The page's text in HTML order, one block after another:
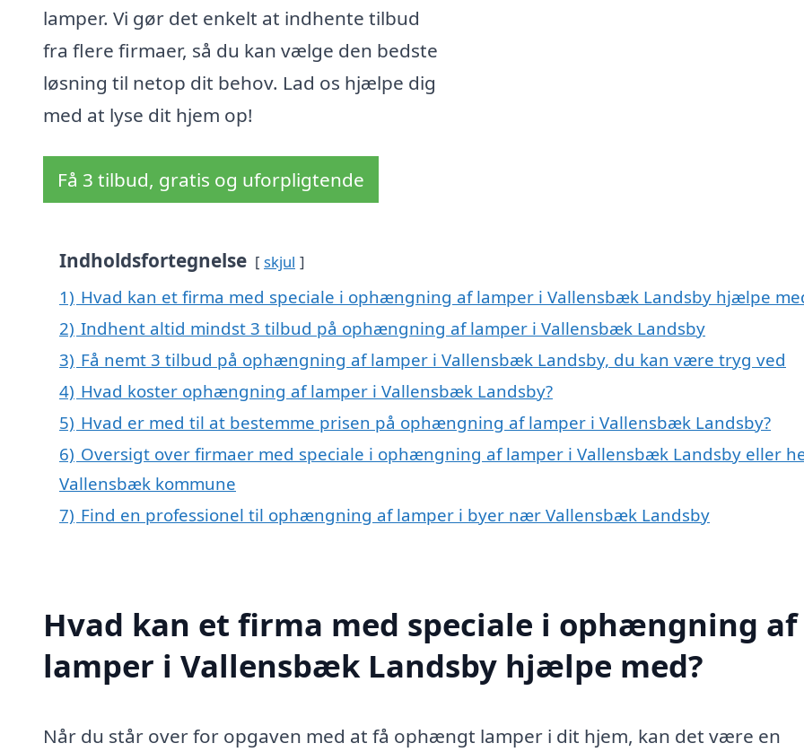
lamper. Vi gør det enkelt at indhente tilbud
fra flere firmaer, så du kan vælge den bedste
løsning til netop dit behov. Lad os hjælpe dig
med at lyse dit hjem op!
Få 3 tilbud, gratis og uforpligtende
Indholdsfortegnelse skjul
1) Hvad kan et firma med speciale i ophængning af lamper i Vallensbæk Landsby hjælpe
2) Indhent altid mindst 3 tilbud på ophængning af lamper i Vallensbæk Landsby
3) Få nemt 3 tilbud på ophængning af lamper i Vallensbæk Landsby, du kan være tryg ved
4) Hvad koster ophængning af lamper i Vallensbæk Landsby?
5) Hvad er med til at bestemme prisen på ophængning af lamper i Vallensbæk Landsby?
6) Oversigt over firmaer med speciale i ophængning af lamper i Vallensbæk Landsby eller
Vallensbæk kommune
7) Find en professionel til ophængning af lamper i byer nær Vallensbæk Landsby
Hvad kan et firma med speciale i ophængning af
lamper i Vallensbæk Landsby hjælpe med?
Når du står over for opgaven med at få ophængt lamper i dit hjem, kan det være en